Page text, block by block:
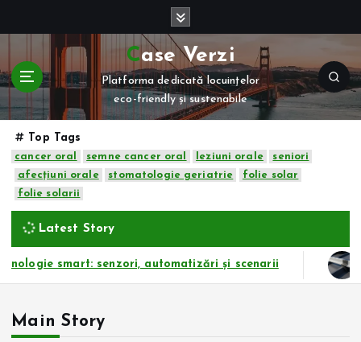
t
c
Case Verzi
Platforma dedicată locuințelor
eco-friendly și sustenabile
Top Tags
cancer oral semne cancer oral leziuni orale
seniori
afecțiuni orale
stomatologie geriatrie
folie solar
folie solarii
Latest Story
senzori, automatizări și scenarii Cum te ajută
Main Story